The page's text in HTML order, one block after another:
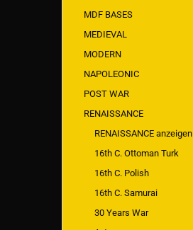
MDF BASES
MEDIEVAL
MODERN
NAPOLEONIC
POST WAR
RENAISSANCE
RENAISSANCE anzeigen
16th C. Ottoman Turk
16th C. Polish
16th C. Samurai
30 Years War